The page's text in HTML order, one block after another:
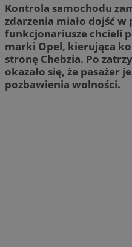
Kontrola samochodu
zdarzenia miało dojść w
funkcjonariusze chcieli
marki Opel, kierująca
stronę Chebzia. Po
okazało się, że pasażer
pozbawienia wolności.